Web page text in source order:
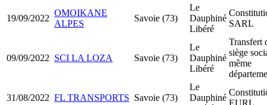
19/09/2022
OMOIKANE
ALPES
Savoie (73)
Le
Dauphiné
Libéré
SARL
09/09/2022 SCI LA LOZA Savoie (73)
Le
Dauphiné
Libéré
Transfert
siège
même
31/08/2022 FL TRANSPORTS Savoie (73)
Le
Dauphiné
EURL